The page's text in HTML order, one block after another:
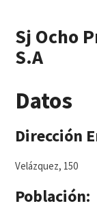
Sj Ocho
S.A
Datos
Dirección
Velázquez, 150
Población: